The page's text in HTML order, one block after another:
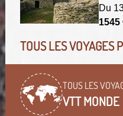
Du
1545
TOUS LES VOYAGES
TOUS LES
VTT MONDE